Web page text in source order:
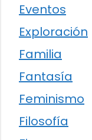
Eventos
Exploración
Familia
Fantasía
Feminismo
Filosofía